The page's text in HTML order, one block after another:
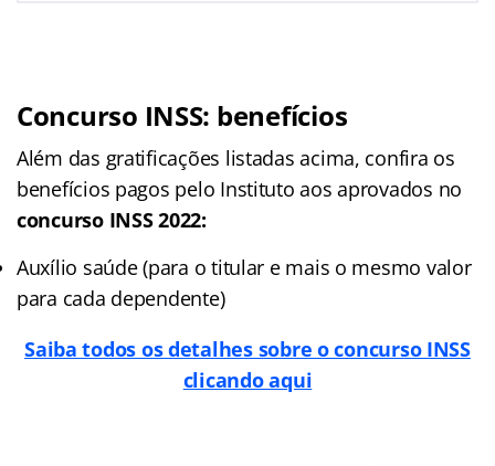
Concurso INSS: benefícios
Além das gratificações listadas acima, confira os
benefícios pagos pelo Instituto aos aprovados no
concurso INSS 2022:
Auxílio saúde (para o titular e mais o mesmo valor
para cada dependente)
Saiba todos os detalhes sobre o concurso INSS
clicando aqui